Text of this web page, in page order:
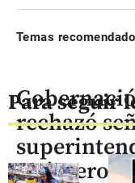
Temas
Para seguir
rechazó
Quintero: